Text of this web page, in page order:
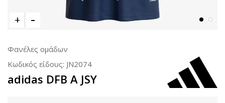
Φανέλες ομάδων
Κωδικός είδους: JN2074
adidas DFB A JSY